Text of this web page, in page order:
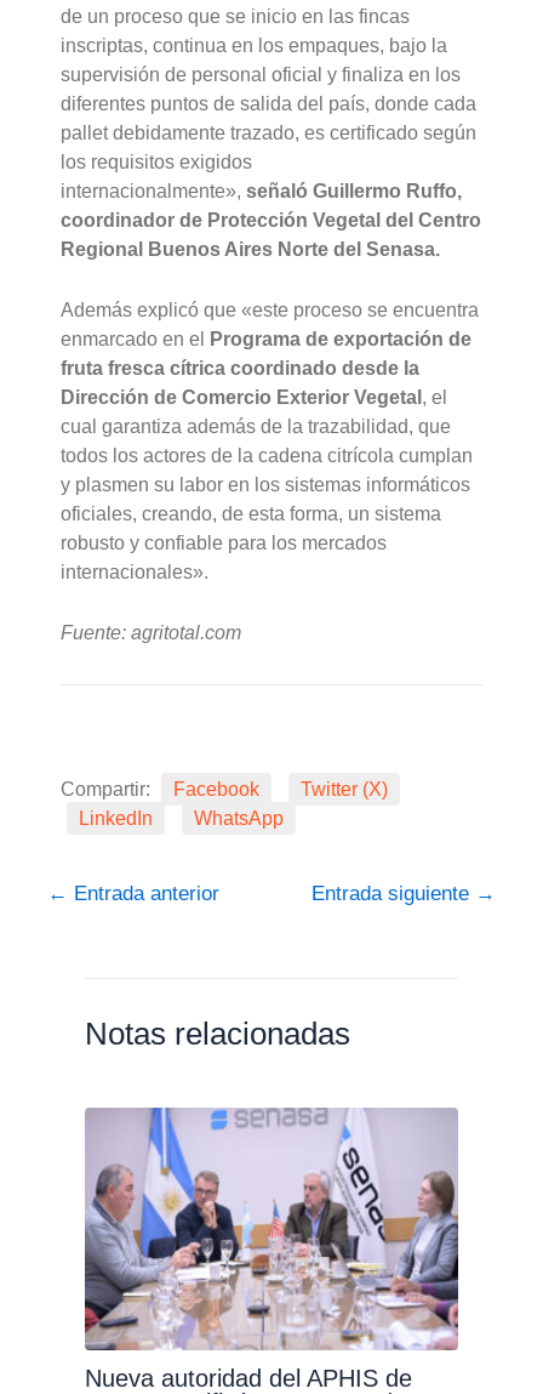
de un proceso que se inicio en las fincas
inscriptas, continua en los empaques, bajo la
supervisión de personal oficial y finaliza en los
diferentes puntos de salida del país, donde cada
pallet debidamente trazado, es certificado según
los requisitos exigidos
internacionalmente»,señaló Guillermo Ruffo,
coordinador de Protección Vegetal del Centro
Regional Buenos Aires Norte del Senasa.
Además explicó que «este proceso se encuentra
enmarcado en el
Programa de exportación de
fruta fresca cítrica coordinado desde la
Dirección de Comercio Exterior Vegetal , el
cual garantiza además de la trazabilidad, que
todos los actores de la cadena citrícola cumplan
y plasmen su labor en los sistemas informáticos
oficiales, creando, de esta forma, un sistema
robusto y confiable para los mercados
internacionales».
Fuente: agritotal.com
Compartir: Facebook
Twitter (X)
LinkedIn
WhatsApp
← Entrada anterior Entrada siguiente →
Notas relacionadas
Nueva autoridad del APHIS de